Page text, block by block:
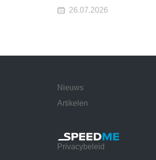
26.07.2026
Nieuws
Artikelen
Privacybeleid